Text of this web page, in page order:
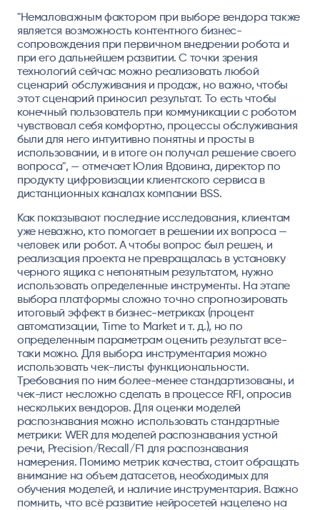
"Немаловажным фактором при выборе вендора также
является возможность контентного бизнес-
сопровождения при первичном внедрении робота и
при его дальнейшем развитии. С точки зрения
технологий сейчас можно реализовать любой
сценарий обслуживания и продаж, но важно, чтобы
этот сценарий приносил результат. То есть чтобы
конечный пользователь при коммуникации с роботом
чувствовал себя комфортно, процессы обслуживания
были для него интуитивно понятны и просты в
использовании, и в итоге он получал решение своего
вопроса", — отмечает Юлия Вдовина, директор по
продукту цифровизации клиентского сервиса в
дистанционных каналах компании BSS.
Как показывают последние исследования, клиентам
уже неважно, кто помогает в решении их вопроса —
человек или робот. А чтобы вопрос был решен, и
реализация проекта не превращалась в установку
черного ящика с непонятным результатом, нужно
использовать определенные инструменты. На этапе
выбора платформы сложно точно спрогнозировать
итоговый эффект в бизнес-метриках (процент
автоматизации, Time to Market и т. д.), но по
определенным параметрам оценить результат все-
таки можно. Для выбора инструментария можно
использовать чек-листы функциональности.
Требования по ним более-менее стандартизованы, и
чек-лист несложно сделать в процессе RFI, опросив
нескольких вендоров. Для оценки моделей
распознавания можно использовать стандартные
метрики: WER для моделей распознавания устной
речи, Precision/Recall/F1 для распознавания
намерения. Помимо метрик качества, стоит обращать
внимание на объем датасетов, необходимых для
обучения моделей, и наличие инструментария. Важно
помнить, что всё развитие нейросетей нацелено на